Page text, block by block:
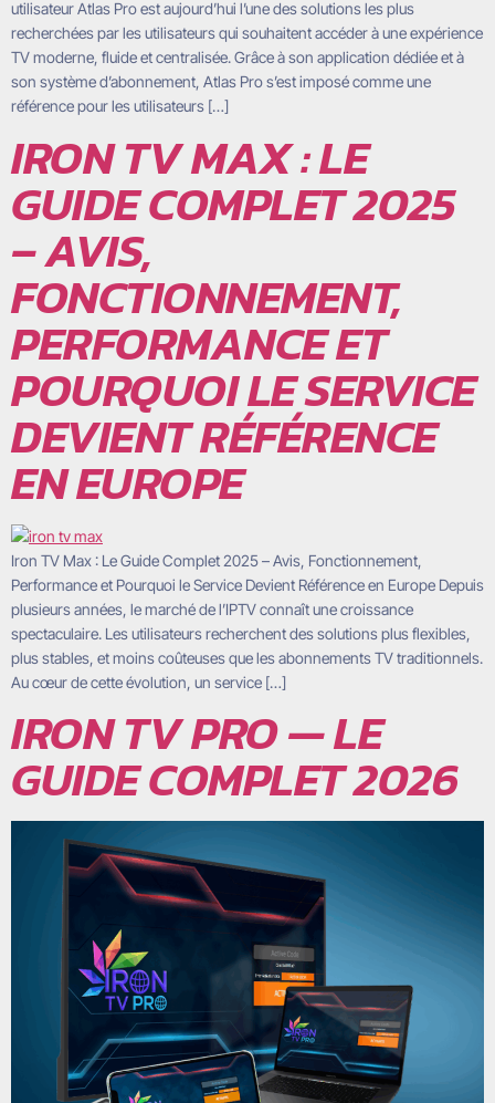
utilisateur Atlas Pro est aujourd’hui l’une des solutions les plus
recherchées par les utilisateurs qui souhaitent accéder à une expérience
TV moderne, fluide et centralisée. Grâce à son application dédiée et à
son système d’abonnement, Atlas Pro s’est imposé comme une
référence pour les utilisateurs […]
IRON TV MAX : LE
GUIDE COMPLET 2025
– AVIS,
FONCTIONNEMENT,
PERFORMANCE ET
POURQUOI LE SERVICE
DEVIENT RÉFÉRENCE
EN EUROPE
Iron TV Max : Le Guide Complet 2025 – Avis, Fonctionnement,
Performance et Pourquoi le Service Devient Référence en Europe Depuis
plusieurs années, le marché de l’IPTV connaît une croissance
spectaculaire. Les utilisateurs recherchent des solutions plus flexibles,
plus stables, et moins coûteuses que les abonnements TV traditionnels.
Au cœur de cette évolution, un service […]
IRON TV PRO — LE
GUIDE COMPLET 2026